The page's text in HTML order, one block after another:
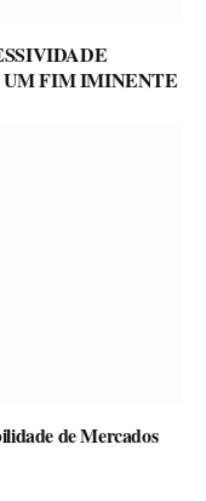
FIM IMINENTE
de Mercados